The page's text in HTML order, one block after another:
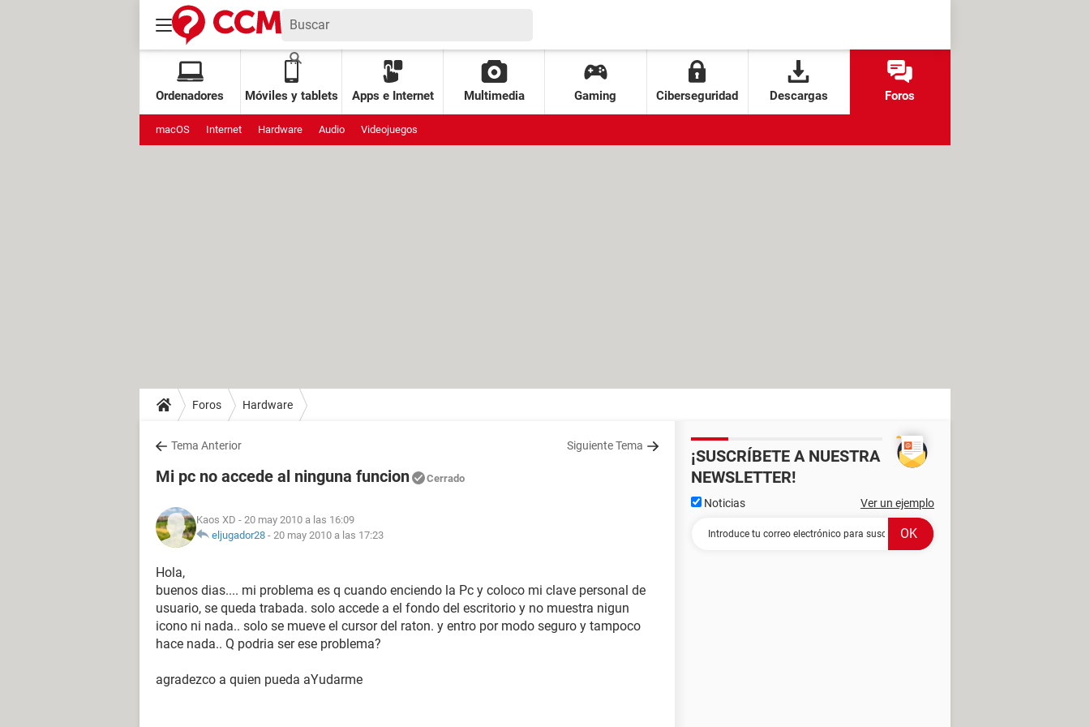
Ordenadores Móviles y tablets Apps e Internet Multimedia Gaming Ciberseguridad Descargas Foros
macOS Internet Hardware Audio Videojuegos
Foros Hardware
Tema Anterior Siguiente Tema
Mi pc no accede al ninguna funcion Cerrado
Kaos XD - 20 may 2010 a las 16:09
eljugador28 - 20 may 2010 a las 17:23
Hola,
buenos dias.... mi problema es q cuando enciendo la Pc y coloco mi clave personal de
usuario, se queda trabada. solo accede a el fondo del escritorio y no muestra nigun
icono ni nada.. solo se mueve el cursor del raton. y entro por modo seguro y tampoco
hace nada.. Q podria ser ese problema?
agradezco a quien pueda aYudarme
¡SUSCRÍBETE A NUESTRA
NEWSLETTER!
Noticias Ver un ejemplo